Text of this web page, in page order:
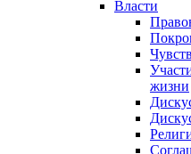
Власти
жизни